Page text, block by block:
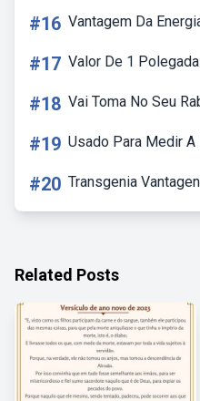
#16 Vantagem Da
#17 Valor De 1 Polegada
#18 Vai Toma No Seu
#19 Usado Para Medir A
#20 Transgenia
Related Posts